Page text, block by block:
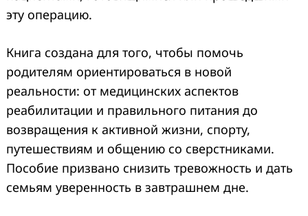
эту операцию.
Книга создана для того, чтобы помочь
родителям ориентироваться в новой
реальности: от медицинских аспектов
реабилитации и правильного питания до
возвращения к активной жизни, спорту,
путешествиям и общению со сверстниками.
Пособие призвано снизить тревожность и дать
семьям уверенность в завтрашнем дне.